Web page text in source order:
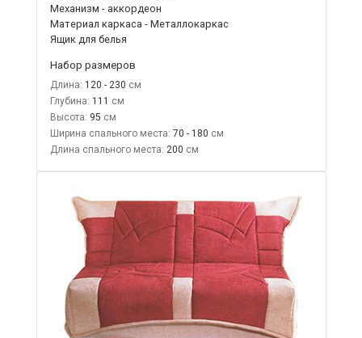
Механизм - аккордеон
Материал каркаса - Металлокаркас
Ящик для белья
Набор размеров
Длина: 120 - 230
Глубина: 111
Высота: 95
Ширина спального места: 70 - 180
Длина спального места: 200